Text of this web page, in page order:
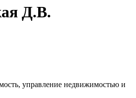
Д.В.
управление недвижимостью и